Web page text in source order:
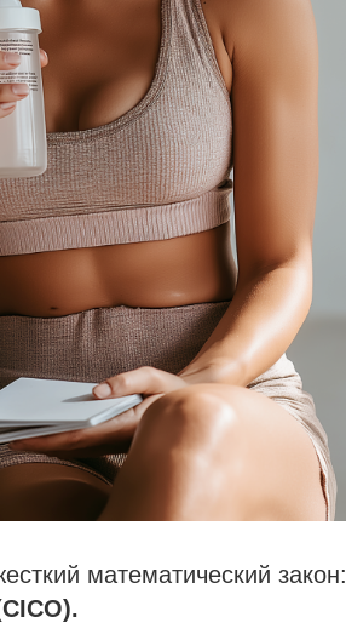
математический закон: